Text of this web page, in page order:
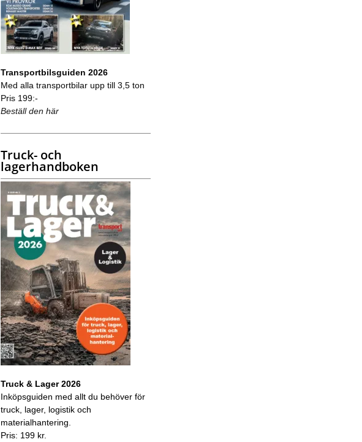
Transportbilsguiden 2026
Med alla transportbilar upp till 3,5 ton
Pris 199:-
Beställ den här
Truck- och
lagerhandboken
Truck & Lager 2026
Inköpsguiden med allt du behöver för
truck, lager, logistik och
materialhantering.
Pris: 199 kr.